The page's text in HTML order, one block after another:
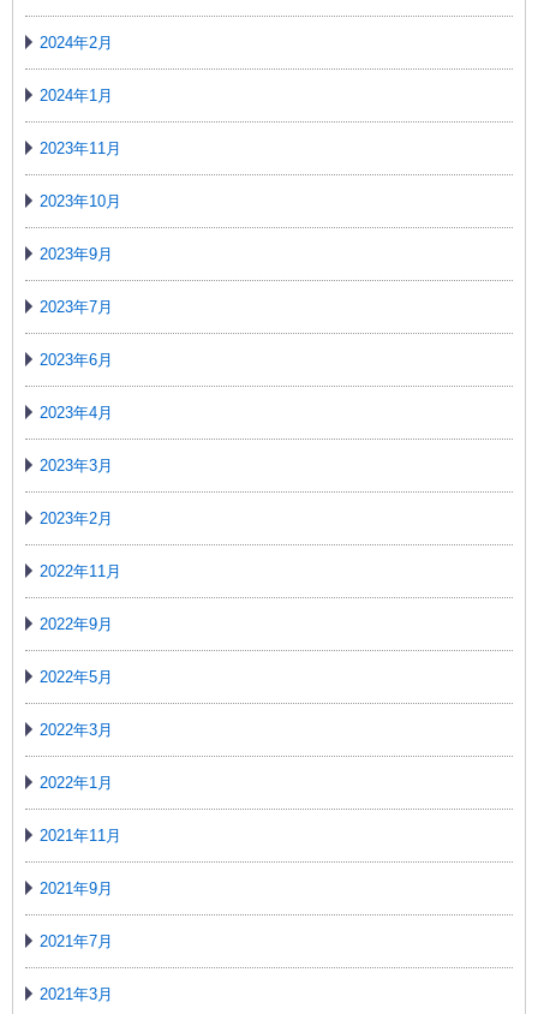
2024年2月
2024年1月
2023年11月
2023年10月
2023年9月
2023年7月
2023年6月
2023年4月
2023年3月
2023年2月
2022年11月
2022年9月
2022年5月
2022年3月
2022年1月
2021年11月
2021年9月
2021年7月
2021年3月